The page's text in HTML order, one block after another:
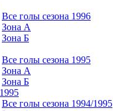
Все голы сезона 1996
Зона А
Зона Б
Все голы сезона 1995
Зона А
Зона Б
Все голы сезона 1994/1995